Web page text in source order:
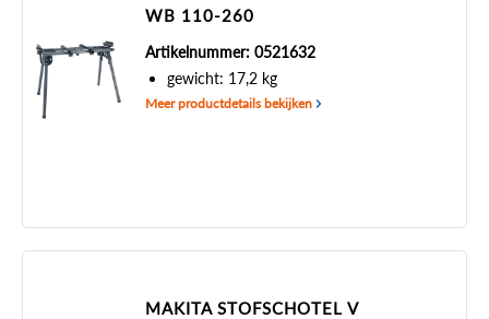
WB 110-260
Artikelnummer: 0521632
gewicht: 17,2 kg
Meer productdetails bekijken
MAKITA STOFSCHOTEL V